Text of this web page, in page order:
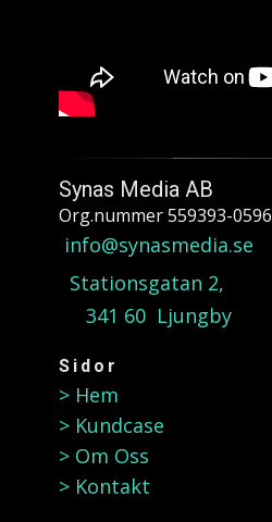
Synas Media AB
Org.nummer 559393-0596
info@synasmedia.se
Stationsgatan 2,
341 60 Ljungby
Sidor
> Hem
> Kundcase
> Om Oss
> Kontakt